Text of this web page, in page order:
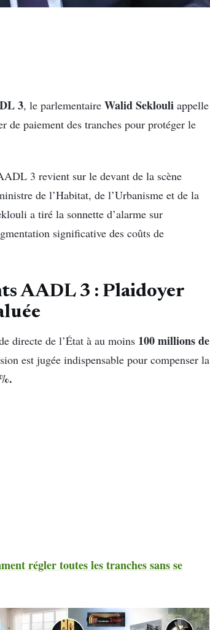
3, le parlementaire Walid Seklouli appelle
de paiement des tranches pour protéger le
3 revient sur le devant de la scène
de l’Habitat, de l’Urbanisme et de la
a tiré la sonnette d’alarme sur
significative des coûts de
AADL 3 : Plaidoyer
directe de l’État à au moins 100 millions de
est jugée indispensable pour compenser la
régler toutes les tranches sans se